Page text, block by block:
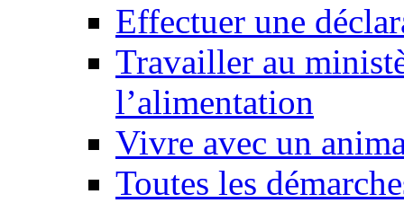
Effectuer une
Travailler au
l’alimentation
Vivre avec un
Toutes les